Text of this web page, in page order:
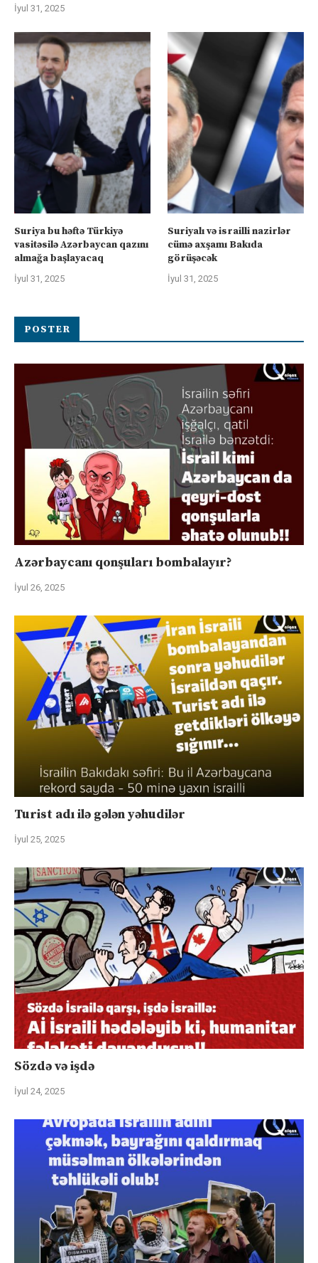
İyul 31, 2025
Suriya bu həftə Türkiyə
vasitəsilə Azərbaycan qazını
almağa başlayacaq
İyul 31, 2025
Suriyalı və israilli nazirlər
cümə axşamı Bakıda
görüşəcək
İyul 31, 2025
POSTER
Azərbaycanı qonşuları bombalayır?
İyul 26, 2025
Turist adı ilə gələn yəhudilər
İyul 25, 2025
Sözdə və işdə
İyul 24, 2025